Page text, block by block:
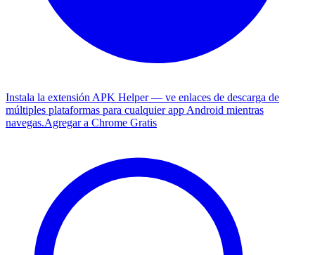
Instala la extensión APK Helper — ve enlaces de descarga de
múltiples plataformas para cualquier app Android mientras
navegas.Agregar a Chrome Gratis